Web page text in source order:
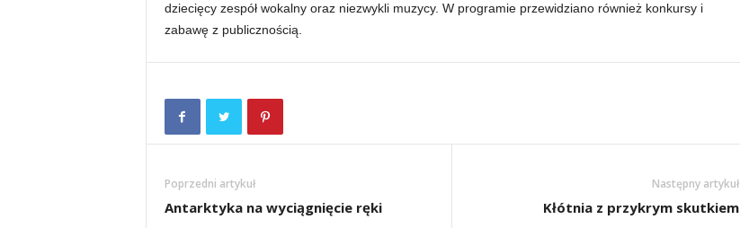
dziecięcy zespół wokalny oraz niezwykli muzycy. W programie przewidziano również konkursy i
zabawę z publicznością.
Poprzedni artykuł
Antarktyka na wyciągnięcie ręki
Następny artykuł
Kłótnia z przykrym skutkiem